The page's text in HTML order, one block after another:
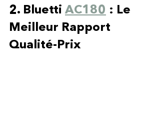
2. Bluetti AC180 : Le
Meilleur Rapport
Qualité-Prix